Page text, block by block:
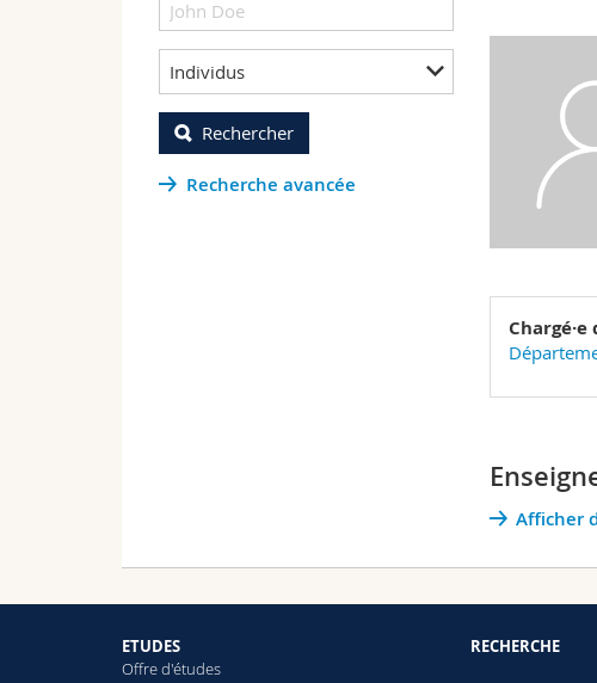
Individus
Rechercher
Recherche avancée
Afficher
ETUDES
Offre d'études
RECHERCHE